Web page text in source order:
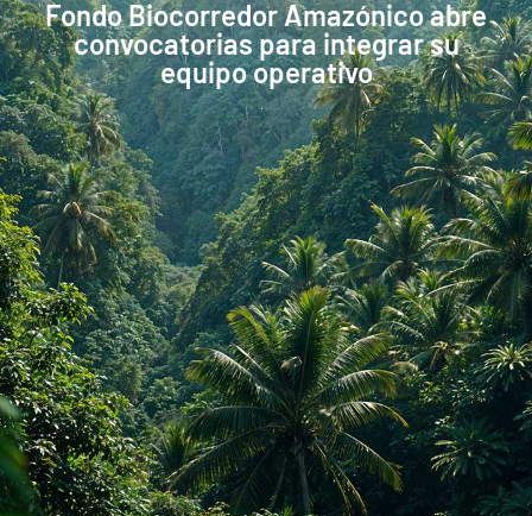
Fondo Biocorredor Amazónico abre
convocatorias para integrar su
equipo operativo